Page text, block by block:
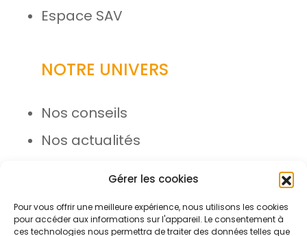
Gérer les cookies
Pour vous offrir une meilleure expérience, nous utilisons les cookies
pour accéder aux informations sur l'appareil. Le consentement à
ces technologies nous permettra de traiter des données telles que
Espace SAV
NOTRE UNIVERS
Nos conseils
Nos actualités